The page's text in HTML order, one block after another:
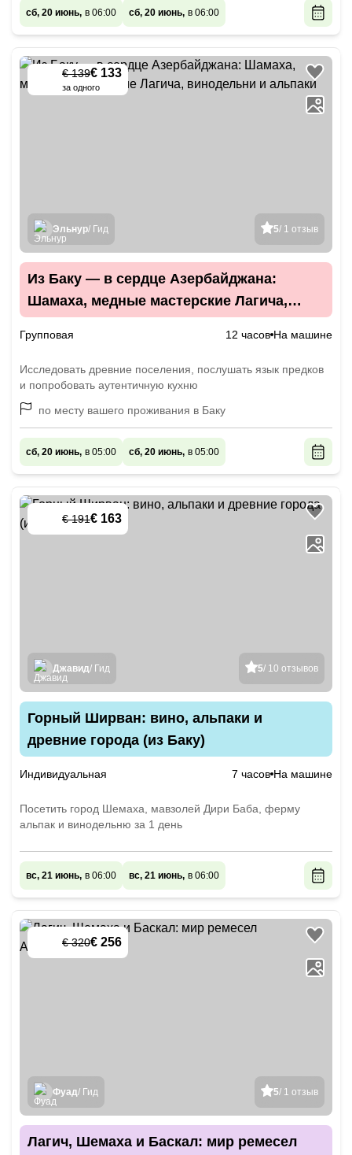
сб, 20 июнь, в 06:00 сб, 20 июнь, в 06:00
€ 139€ 133
за одного
5/ 1 отзыв
Эльнур/ Гид
Из Баку — в сердце Азербайджана:
Шамаха, медные мастерские Лагича,
Групповая 12 часов На машине
Исследовать древние поселения, послушать язык предков
и попробовать аутентичную кухню
по месту вашего проживания в Баку
сб, 20 июнь, в 05:00 сб, 20 июнь, в 05:00
€ 191€ 163
5/ 10 отзывов
Джавид/ Гид
Горный Ширван: вино, альпаки и
древние города (из Баку)
Индивидуальная 7 часов На машине
Посетить город Шемаха, мавзолей Дири Баба, ферму
альпак и винодельню за 1 день
вс, 21 июнь, в 06:00 вс, 21 июнь, в 06:00
€ 320€ 256
5/ 1 отзыв
Фуад/ Гид
Лагич, Шемаха и Баскал: мир ремесел